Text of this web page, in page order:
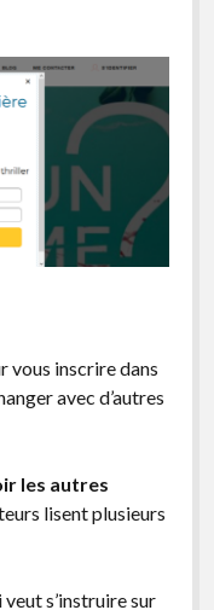
vous inscrire dans
avec d’autres
les autres
lisent plusieurs
s’instruire sur